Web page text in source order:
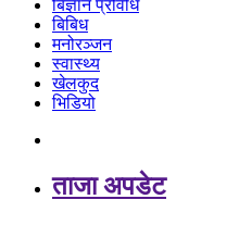
बिज्ञान प्रविधि
बिबिध
मनोरञ्जन
स्वास्थ्य
खेलकुद
भिडियो
ताजा अपडेट